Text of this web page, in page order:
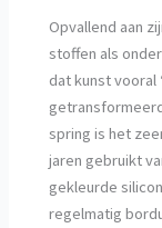
Opvallend aan
stoffen als
dat kunst vooral
spring is het
jaren gebruikt
gekleurde
regelmatig